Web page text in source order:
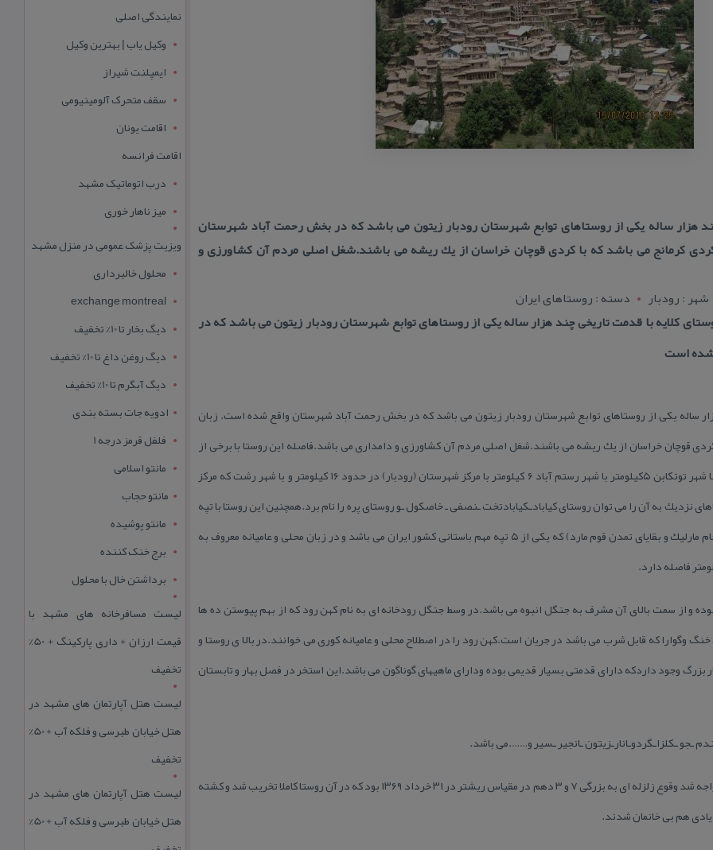
هزار ساله یكی از روستاهای توابع شهرستان رودبار زیتون می باشد كه در بخش رحمت آباد شهرستان
كرمانج می باشد كه با كردی قوچان خراسان از یك ریشه می باشند.شغل اصلی مردم آن كشاورزی و
شهر : رودبار
دسته : روستاهای ایران
كلایه با قدمت تاریخی چند هزار ساله یكی از روستاهای توابع شهرستان رودبار زیتون می باشد كه در
است
ساله یكی از روستاهای توابع شهرستان رودبار زیتون می باشد كه در بخش رحمت آباد شهرستان واقع شده است. زبان
قوچان خراسان از یك ریشه می باشند.شغل اصلی مردم آن كشاورزی و دامداری می باشد.فاصله این روستا با برخی از
شهرهای اطراف بدین شرح می باشد: با شهر توتكابن ۵كیلومتر با شهر رستم آباد ۶ كیلومتر با مركز شهرستان (رودبار) در حدود ۱۶ كیلومتر و با شهر رشت كه مركز
روستاهای نزدیك به آن را می توان روستای كیابادـكیابادتخت ـنصفی ـ خاصكول ـو روستای پره را نام برد.همچنین این روستا با تپه
معروف و باستانی مارلیك(محل كشف جام مارلیك و بقایای تمدن قوم مارد) كه یكی از ۵ تپه مهم باستانی كشور ایران می باشد و در زبان محلی و عامیانه معروف به
فاصله دارد.
و از سمت بالای آن مشرف به جنگل انبوه می باشد.در وسط جنگل رودخانه ای به نام كهن رود كه از بهم پیوستن ده ها
كه قابل شرب می باشد در جریان است.كهن رود را در اصطلاح محلی و عامیانه كوری می خوانند.در بالا ی روستا و
وجود داردكه دارای قدمتی بسیار قدیمی بوده ودارای ماهیهای گوناگون می باشد.این استخر در فصل بهار و تابستان
ـجو ـكلزاـگردوـانارـزیتون ـانجیر ـسیر و…….می باشد.
بحرانی ترین شرایطی كه روستا با آن مواجه شد وقوع زلزله ای به بزرگی ۷ و ۳ دهم در مقیاس ریشتر در ۳۱ خرداد ۱۳۶۹ بود كه در آن روستا كاملا تخریب شد و كشته
هم بی خانمان شدند.
نمایندگی اصلی
وکیل یاب | بهترین وکیل
ایمپلنت شیراز
سقف متحرک آلومینیومی
اقامت یونان
اقامت فرانسه
درب اتوماتیک مشهد
میز ناهار خوری
ویزیت پزشک عمومی در منزل مشهد
محلول خالبرداری
exchange montreal
دیگ بخار تا 10% تخفیف
دیگ روغن داغ تا 10% تخفیف
دیگ آبگرم تا 10% تخفیف
ادویه جات بسته بندی
فلفل قرمز درجه 1
مانتو اسلامی
مانتو حجاب
مانتو پوشیده
برج خنک کننده
برداشتن خال با محلول
لیست مسافرخانه های مشهد با
قیمت ارزان + داری پارکینگ + 50%
تخفیف
لیست هتل آپارتمان های مشهد در
هتل خیابان طبرسی و فلکه آب + 50%
تخفیف
لیست هتل آپارتمان های مشهد در
هتل خیابان طبرسی و فلکه آب + 50%